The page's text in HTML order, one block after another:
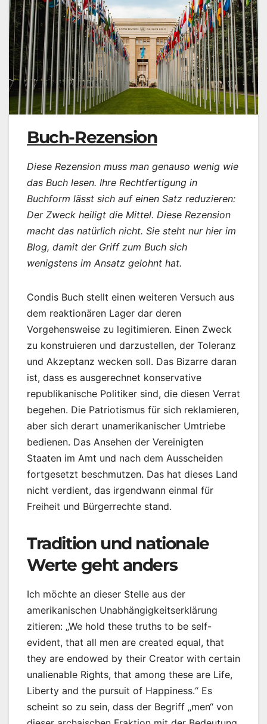
Buch-Rezension
Diese Rezension muss man genauso wenig wie
das Buch lesen. Ihre Rechtfertigung in
Buchform lässt sich auf einen Satz reduzieren:
Der Zweck heiligt die Mittel. Diese Rezension
macht das natürlich nicht. Sie steht nur hier im
Blog, damit der Griff zum Buch sich
wenigstens im Ansatz gelohnt hat.
Condis Buch stellt einen weiteren Versuch aus
dem reaktionären Lager dar deren
Vorgehensweise zu legitimieren. Einen Zweck
zu konstruieren und darzustellen, der Toleranz
und Akzeptanz wecken soll. Das Bizarre daran
ist, dass es ausgerechnet konservative
republikanische Politiker sind, die diesen Verrat
begehen. Die Patriotismus für sich reklamieren,
aber sich derart unamerikanischer Umtriebe
bedienen. Das Ansehen der Vereinigten
Staaten im Amt und nach dem Ausscheiden
fortgesetzt beschmutzen. Das hat dieses Land
nicht verdient, das irgendwann einmal für
Freiheit und Bürgerrechte stand.
Tradition und nationale
Werte geht anders
Ich möchte an dieser Stelle aus der
amerikanischen Unabhängigkeitserklärung
zitieren: „We hold these truths to be self-
evident, that all men are created equal, that
they are endowed by their Creator with certain
unalienable Rights, that among these are Life,
Liberty and the pursuit of Happiness.“ Es
scheint so zu sein, dass der Begriff „men“ von